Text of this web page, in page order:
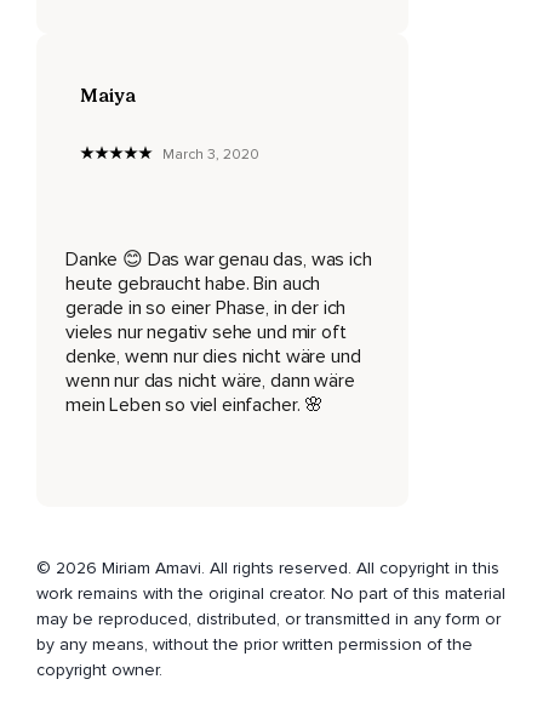
Let's go.
Und ich bin zwar gerade selber noch nicht ganz an diesem
super,
Mega,
Ich fühle mich richtig nice jeden Tag Punkt,
Die gerade so Aufgaben für mich sind,
Habe ich das Gefühl.
Und so ein paar Wege,
Maiya
March 3, 2020
Danke 😊 Das war genau das, was ich
heute gebraucht habe. Bin auch
gerade in so einer Phase, in der ich
vieles nur negativ sehe und mir oft
denke, wenn nur dies nicht wäre und
wenn nur das nicht wäre, dann wäre
mein Leben so viel einfacher. 🌸
© 2026 Miriam Amavi. All rights reserved. All copyright in this
work remains with the original creator. No part of this material
may be reproduced, distributed, or transmitted in any form or
by any means, without the prior written permission of the
copyright owner.